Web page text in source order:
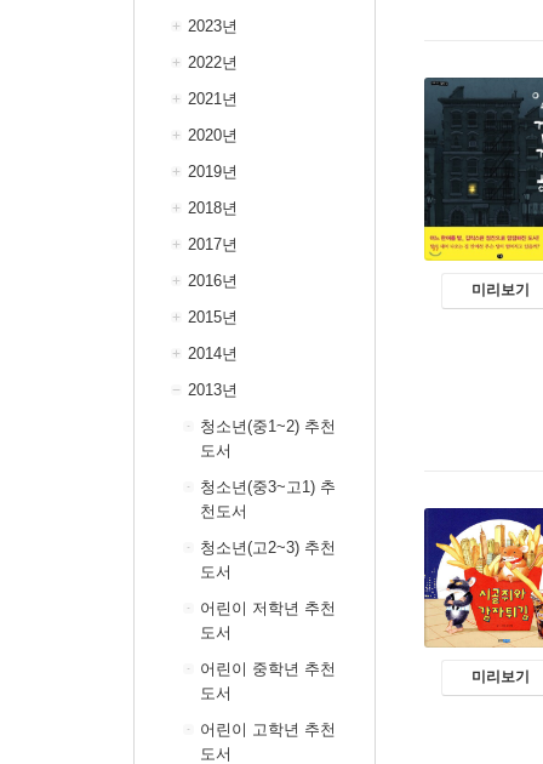
2023년
2022년
2021년
2020년
2019년
2018년
2017년
2016년
2015년
2014년
2013년
청소년(중1~2) 추천
도서
청소년(중3~고1) 추
천도서
청소년(고2~3) 추천
도서
어린이 저학년 추천
도서
어린이 중학년 추천
도서
어린이 고학년 추천
도서
미리보기
미리보기